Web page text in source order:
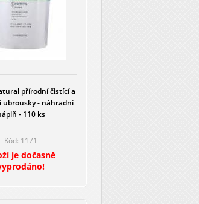
přírodní čistící a
ubrousky - náhradní
- 110 ks
Kód: 1171
je dočasně